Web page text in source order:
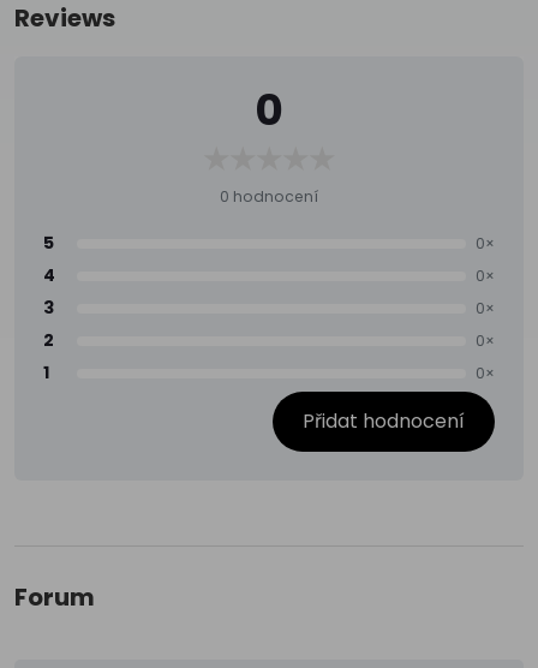
Reviews
0
0 hodnocení
5 0×
4 0×
3 0×
2 0×
1 0×
Přidat hodnocení
Forum